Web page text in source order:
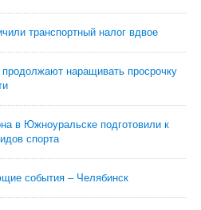
транспортный налог вдвое
наращивать просрочку
в Южноуральске подготовили к
спорта
события – Челябинск